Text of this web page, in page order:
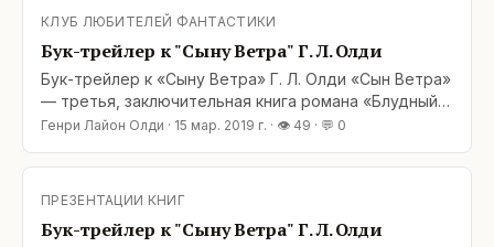
уверены, скоро появится и в них. В добрый путь!
&lt;/span
КЛУБ ЛЮБИТЕЛЕЙ ФАНТАСТИКИ
Бук-трейлер к "Сыну Ветра" Г. Л. Олди
Бук-трейлер к «Сыну Ветра» Г. Л. Олди «Сын Ветра»
— третья, заключительная книга романа «Блудный
сын» из космической эпопеи «Ойкумена» Г. Л. Олди.
этом месяце, в самое ближайшее время. А пока, в
Генри Лайон Олди · 15 мар. 2019 г. · 👁 49 · 💬 0
ПРЕЗЕНТАЦИИ КНИГ
Бук-трейлер к "Сыну Ветра" Г. Л. Олди